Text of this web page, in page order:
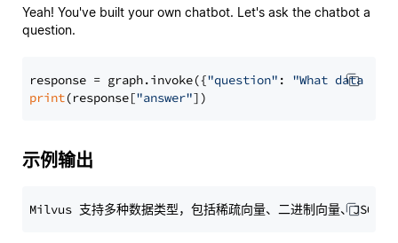
Yeah! You've built your own chatbot. Let's ask the chatbot a
question.
response = graph.invoke({"question" : "What data
print(response["answer"
示例输出